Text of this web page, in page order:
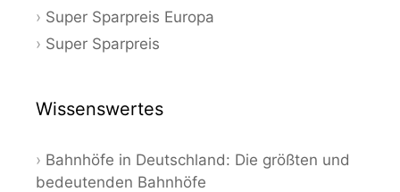
Super Sparpreis Europa
Super Sparpreis
Wissenswertes
Bahnhöfe in Deutschland: Die größten und
bedeutenden Bahnhöfe